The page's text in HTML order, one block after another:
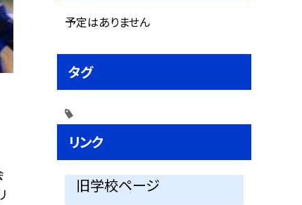
予定はありません
タグ
リンク
旧学校ページ